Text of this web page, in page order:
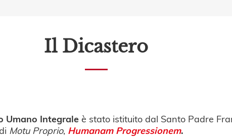
Il Dicastero
Umano Integrale è stato istituito dal Santo Padre
Motu Proprio, Humanam Progressionem.